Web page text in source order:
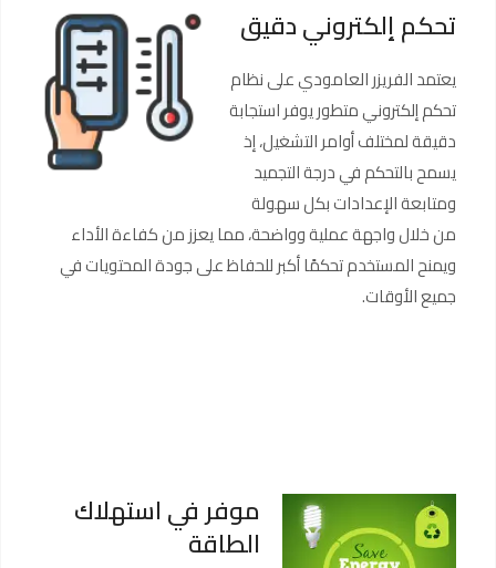
تحكم إلكتروني دقيق
يعتمد الفريزر العامودي على نظام
تحكم إلكتروني متطور يوفر استجابة
دقيقة لمختلف أوامر التشغيل، إذ
يسمح بالتحكم في درجة التجميد
ومتابعة الإعدادات بكل سهولة
من خلال واجهة عملية وواضحة، مما يعزز من كفاءة الأداء
ويمنح المستخدم تحكمًا أكبر للحفاظ على جودة المحتويات في
جميع الأوقات.
موفر في استهلاك
الطاقة